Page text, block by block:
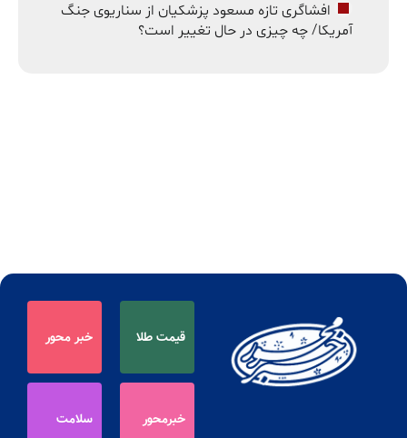
افشاگری تازه مسعود پزشکیان از سناریوی جنگ
آمریکا/ چه چیزی در حال تغییر است؟
قیمت طلا خبر محور
خبرمحور سلامت